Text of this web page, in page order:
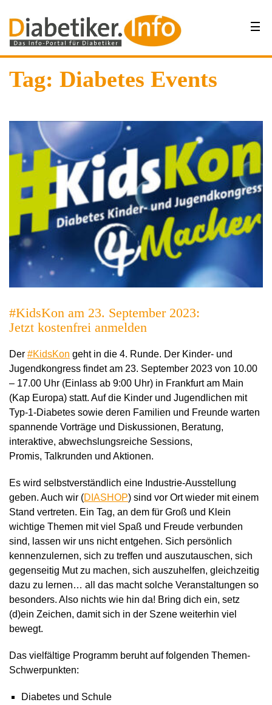
Tag: Diabetes Events
#KidsKon am 23. September 2023:
Jetzt kostenfrei anmelden
Der #KidsKon geht in die 4. Runde. Der Kinder- und
Jugendkongress findet am 23. September 2023 von 10.00
– 17.00 Uhr (Einlass ab 9:00 Uhr) in Frankfurt am Main
(Kap Europa) statt. Auf die Kinder und Jugendlichen mit
Typ-1-Diabetes sowie deren Familien und Freunde warten
spannende Vorträge und Diskussionen, Beratung,
interaktive, abwechslungsreiche Sessions,
Promis, Talkrunden und Aktionen.
Es wird selbstverständlich eine Industrie-Ausstellung
geben. Auch wir (DIASHOP) sind vor Ort wieder mit einem
Stand vertreten. Ein Tag, an dem für Groß und Klein
wichtige Themen mit viel Spaß und Freude verbunden
sind, lassen wir uns nicht entgehen. Sich persönlich
kennenzulernen, sich zu treffen und auszutauschen, sich
gegenseitig Mut zu machen, sich auszuhelfen, gleichzeitig
dazu zu lernen… all das macht solche Veranstaltungen so
besonders. Also nichts wie hin da! Bring dich ein, setz
(d)ein Zeichen, damit sich in der Szene weiterhin viel
bewegt.
Das vielfältige Programm beruht auf folgenden Themen-
Schwerpunkten:
Diabetes und Schule